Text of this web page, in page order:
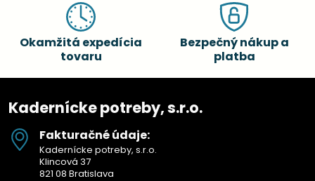
Okamžitá expedícia
tovaru
Bezpečný nákup a
platba
Kadernícke potreby, s.r.o.
Fakturačné údaje:
Kadernícke potreby, s.r.o.
Klincová 37
821 08 Bratislava